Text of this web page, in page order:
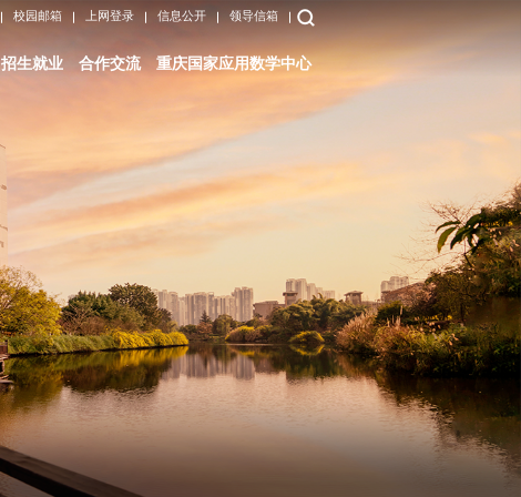
校园邮箱 上网登录 信息公开 领导信箱
招生就业 合作交流 重庆国家应用数学中心